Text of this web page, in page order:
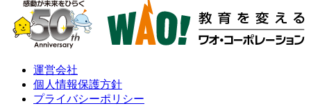
運営会社
個人情報保護方針
プライバシーポリシー